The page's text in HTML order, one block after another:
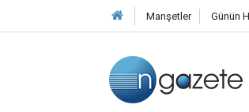
Manşetler Günün